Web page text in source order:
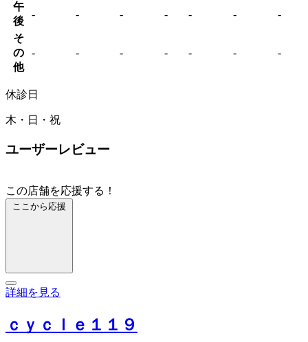
午
後
- - - - - - -
そ
の
他
- - - - - - -
休診日
木・日・祝
ユーザーレビュー
この店舗を応援する！
ここから応援
詳細を見る
ｃｙｃｌｅ１１９